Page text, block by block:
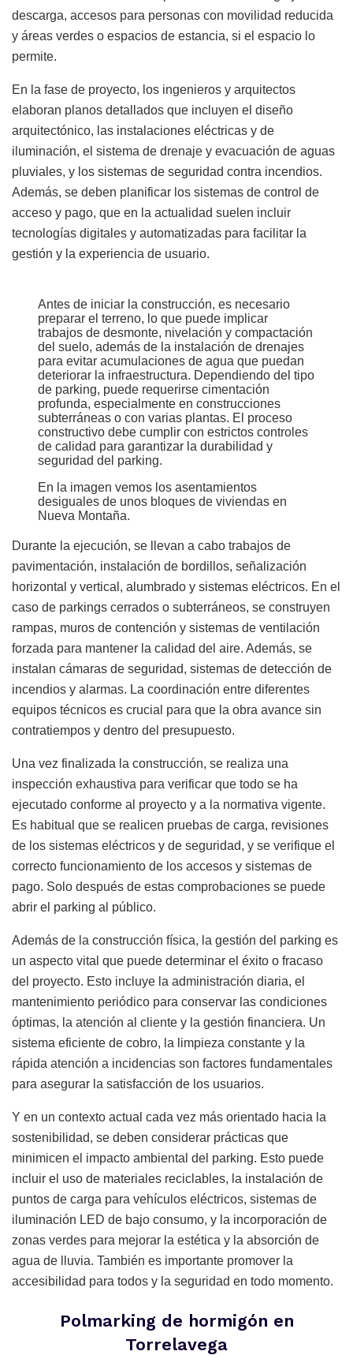
descarga, accesos para personas con movilidad reducida
y áreas verdes o espacios de estancia, si el espacio lo
permite.
En la fase de proyecto, los ingenieros y arquitectos
elaboran planos detallados que incluyen el diseño
arquitectónico, las instalaciones eléctricas y de
iluminación, el sistema de drenaje y evacuación de aguas
pluviales, y los sistemas de seguridad contra incendios.
Además, se deben planificar los sistemas de control de
acceso y pago, que en la actualidad suelen incluir
tecnologías digitales y automatizadas para facilitar la
gestión y la experiencia de usuario.
Antes de iniciar la construcción, es necesario
preparar el terreno, lo que puede implicar
trabajos de desmonte, nivelación y compactación
del suelo, además de la instalación de drenajes
para evitar acumulaciones de agua que puedan
deteriorar la infraestructura. Dependiendo del tipo
de parking, puede requerirse cimentación
profunda, especialmente en construcciones
subterráneas o con varias plantas. El proceso
constructivo debe cumplir con estrictos controles
de calidad para garantizar la durabilidad y
seguridad del parking.
En la imagen vemos los asentamientos
desiguales de unos bloques de viviendas en
Nueva Montaña.
Durante la ejecución, se llevan a cabo trabajos de
pavimentación, instalación de bordillos, señalización
horizontal y vertical, alumbrado y sistemas eléctricos. En el
caso de parkings cerrados o subterráneos, se construyen
rampas, muros de contención y sistemas de ventilación
forzada para mantener la calidad del aire. Además, se
instalan cámaras de seguridad, sistemas de detección de
incendios y alarmas. La coordinación entre diferentes
equipos técnicos es crucial para que la obra avance sin
contratiempos y dentro del presupuesto.
Una vez finalizada la construcción, se realiza una
inspección exhaustiva para verificar que todo se ha
ejecutado conforme al proyecto y a la normativa vigente.
Es habitual que se realicen pruebas de carga, revisiones
de los sistemas eléctricos y de seguridad, y se verifique el
correcto funcionamiento de los accesos y sistemas de
pago. Solo después de estas comprobaciones se puede
abrir el parking al público.
Además de la construcción física, la gestión del parking es
un aspecto vital que puede determinar el éxito o fracaso
del proyecto. Esto incluye la administración diaria, el
mantenimiento periódico para conservar las condiciones
óptimas, la atención al cliente y la gestión financiera. Un
sistema eficiente de cobro, la limpieza constante y la
rápida atención a incidencias son factores fundamentales
para asegurar la satisfacción de los usuarios.
Y en un contexto actual cada vez más orientado hacia la
sostenibilidad, se deben considerar prácticas que
minimicen el impacto ambiental del parking. Esto puede
incluir el uso de materiales reciclables, la instalación de
puntos de carga para vehículos eléctricos, sistemas de
iluminación LED de bajo consumo, y la incorporación de
zonas verdes para mejorar la estética y la absorción de
agua de lluvia. También es importante promover la
accesibilidad para todos y la seguridad en todo momento.
Polmarking de hormigón en
Torrelavega